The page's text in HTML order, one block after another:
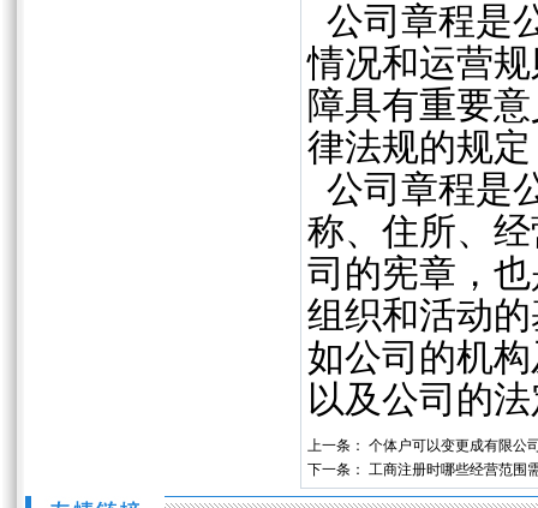
公司章程是
情况和运营
障具有重要
律法规的规
公司章程是
称、住所、
司的宪章，
组织和活动
如公司的机
以及公司的
上一条： 个体户可以变更成有限公
下一条： 工商注册时哪些经营范围